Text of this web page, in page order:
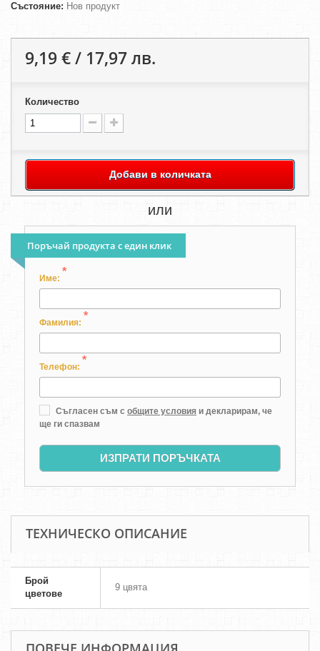
Състояние: Нов продукт
9,19 € / 17,97 лв.
Количество
Добави в количката
или
Поръчай продукта с един клик
Име:
*
Фамилия:
*
Телефон:
*
Съгласен съм с общите условия и декларирам, че
ще ги спазвам
ИЗПРАТИ ПОРЪЧКАТА
ТЕХНИЧЕСКО ОПИСАНИЕ
Брой
цветове
9 цвята